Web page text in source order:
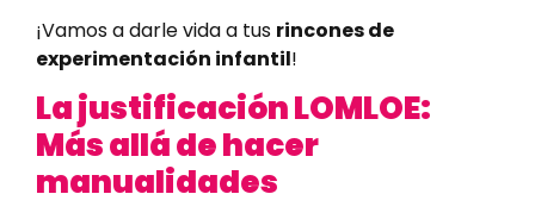
¡Vamos a darle vida a tus rincones de
experimentación infantil!
La justificación LOMLOE:
Más allá de hacer
manualidades